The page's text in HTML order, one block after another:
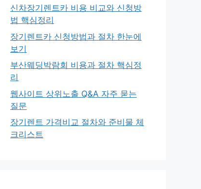
신차장기렌트카 비용 비교와 신청방
법 핵심정리
장기렌트카 신청방법과 절차 한눈에
보기
부산웨딩박람회 비용과 절차 핵심정
리
웹사이트 상위노출 Q&A 자주 묻는
질문
장기렌트 가격비교 절차와 준비물 체
크리스트